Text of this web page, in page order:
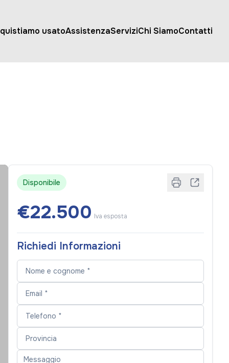
usatoAssistenzaServiziChi SiamoContatti
Disponibile
€22.500 Iva esposta
Richiedi Informazioni